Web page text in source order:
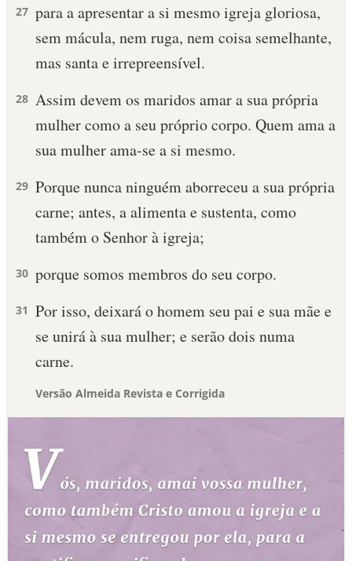
27 para a apresentar a si mesmo igreja gloriosa,
sem mácula, nem ruga, nem coisa semelhante,
mas santa e irrepreensível.
28 Assim devem os maridos amar a sua própria
mulher como a seu próprio corpo. Quem ama a
sua mulher ama-se a si mesmo.
29 Porque nunca ninguém aborreceu a sua própria
carne; antes, a alimenta e sustenta, como
também o Senhor à igreja;
30 porque somos membros do seu corpo.
31 Por isso, deixará o homem seu pai e sua mãe e
se unirá à sua mulher; e serão dois numa
carne.
Versão Almeida Revista e Corrigida